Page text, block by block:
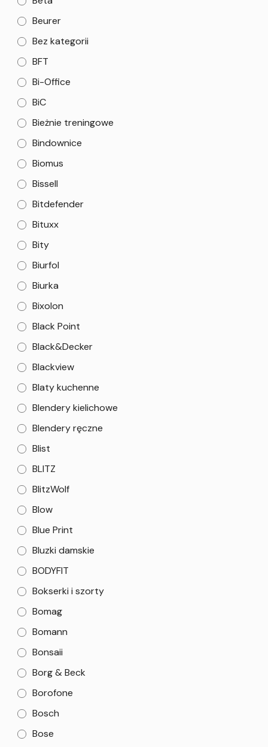
Beurer
Bez kategorii
BFT
Bi-Office
BiC
Bieżnie treningowe
Bindownice
Biomus
Bissell
Bitdefender
Bituxx
Bity
Biurfol
Biurka
Bixolon
Black Point
Black&Decker
Blackview
Blaty kuchenne
Blendery kielichowe
Blendery ręczne
Blist
BLITZ
BlitzWolf
Blow
Blue Print
Bluzki damskie
BODYFIT
Bokserki i szorty
Bomag
Bomann
Bonsaii
Borg & Beck
Borofone
Bosch
Bose